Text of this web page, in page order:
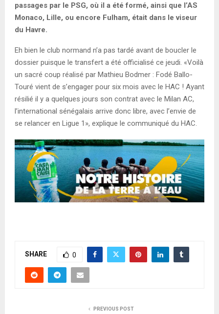
passages par le PSG, où il a été formé, ainsi que l’AS
Monaco, Lille, ou encore Fulham, était dans le viseur
du Havre.
Eh bien le club normand n’a pas tardé avant de boucler le
dossier puisque le transfert a été officialisé ce jeudi. «Voilà
un sacré coup réalisé par Mathieu Bodmer : Fodé Ballo-
Touré vient de s’engager pour six mois avec le HAC ! Ayant
résilié il y a quelques jours son contrat avec le Milan AC,
l’international sénégalais arrive donc libre, avec l’envie de
se relancer en Ligue 1», explique le communiqué du HAC.
SHARE 0
PREVIOUS POST